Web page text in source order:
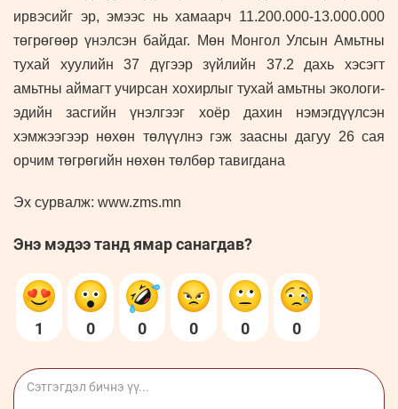
ирвэсийг эр, эмээс нь хамаарч 11.200.000-13.000.000
төгрөгөөр үнэлсэн байдаг. Мөн Монгол Улсын Амьтны
тухай хуулийн 37 дүгээр зүйлийн 37.2 дахь хэсэгт
амьтны аймагт учирсан хохирлыг тухай амьтны экологи-
эдийн засгийн үнэлгээг хоёр дахин нэмэгдүүлсэн
хэмжээгээр нөхөн төлүүлнэ гэж заасны дагуу 26 сая
орчим төгрөгийн нөхөн төлбөр тавигдана
Эх сурвалж: www.zms.mn
Энэ мэдээ танд ямар санагдав?
1 0 0 0 0 0